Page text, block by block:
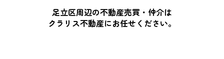
足立区周辺の不動産売買・仲介は
クラリス不動産にお任せください。